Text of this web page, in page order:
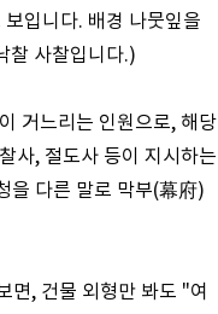
입니다. 배경 나뭇잎을
찰 사찰입니다.)
거느리는 인원으로, 해당
사, 절도사 등이 지시하는
을 다른 말로 막부(幕府)
면, 건물 외형만 봐도 "여